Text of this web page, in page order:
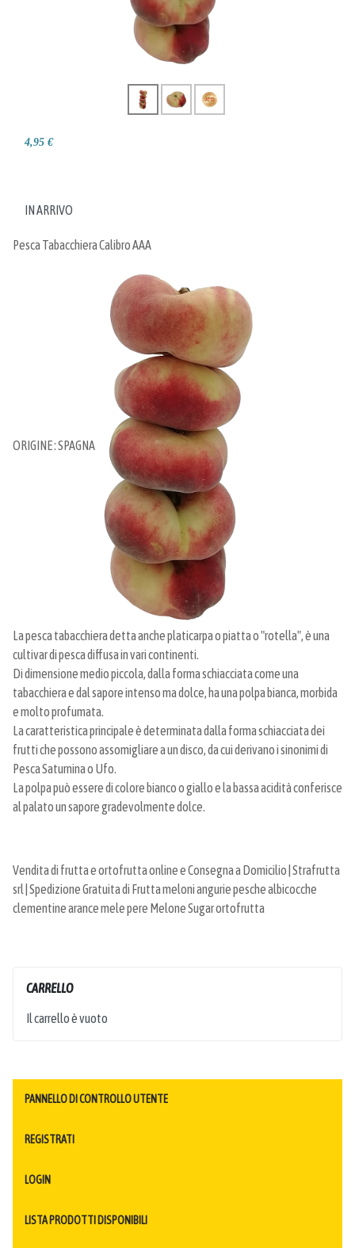
4,95 €
IN ARRIVO
Pesca Tabacchiera Calibro AAA
ORIGINE : SPAGNA
La pesca tabacchiera detta anche platicarpa o piatta o "rotella", è una
cultivar di pesca diffusa in vari continenti.
Di dimensione medio piccola, dalla forma schiacciata come una
tabacchiera e dal sapore intenso ma dolce, ha una polpa bianca, morbida
e molto profumata.
La caratteristica principale è determinata dalla forma schiacciata dei
frutti che possono assomigliare a un disco, da cui derivano i sinonimi di
Pesca Saturnina o Ufo.
La polpa può essere di colore bianco o giallo e la bassa acidità conferisce
al palato un sapore gradevolmente dolce.
Vendita di frutta e ortofrutta online e Consegna a Domicilio | Strafrutta
srl | Spedizione Gratuita di Frutta meloni angurie pesche albicocche
clementine arance mele pere Melone Sugar ortofrutta
CARRELLO
Il carrello è vuoto
PANNELLO DI CONTROLLO UTENTE
REGISTRATI
LOGIN
LISTA PRODOTTI DISPONIBILI